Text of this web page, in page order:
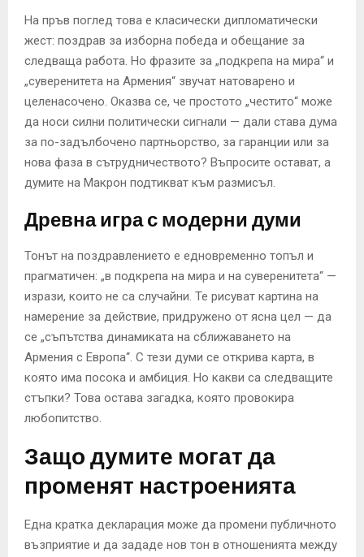
На пръв поглед това е класически дипломатически
жест: поздрав за изборна победа и обещание за
следваща работа. Но фразите за „подкрепа на мира“ и
„суверенитета на Армения“ звучат натоварено и
целенасочено. Оказва се, че простото „честито“ може
да носи силни политически сигнали — дали става дума
за по-задълбочено партньорство, за гаранции или за
нова фаза в сътрудничеството? Въпросите остават, а
думите на Макрон подтикват към размисъл.
Древна игра с модерни думи
Тонът на поздравлението е едновременно топъл и
прагматичен: „в подкрепа на мира и на суверенитета“ —
изрази, които не са случайни. Те рисуват картина на
намерение за действие, придружено от ясна цел — да
се „съпътства динамиката на сближаването на
Армения с Европа“. С тези думи се открива карта, в
която има посока и амбиция. Но какви са следващите
стъпки? Това остава загадка, която провокира
любопитство.
Защо думите могат да
променят настроенията
Една кратка декларация може да промени публичното
възприятие и да зададе нов тон в отношенията между